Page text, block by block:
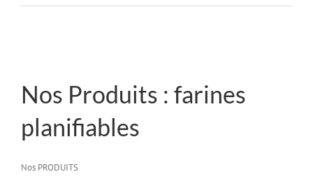
Nos Produits : farines
planifiables
Nos PRODUITS